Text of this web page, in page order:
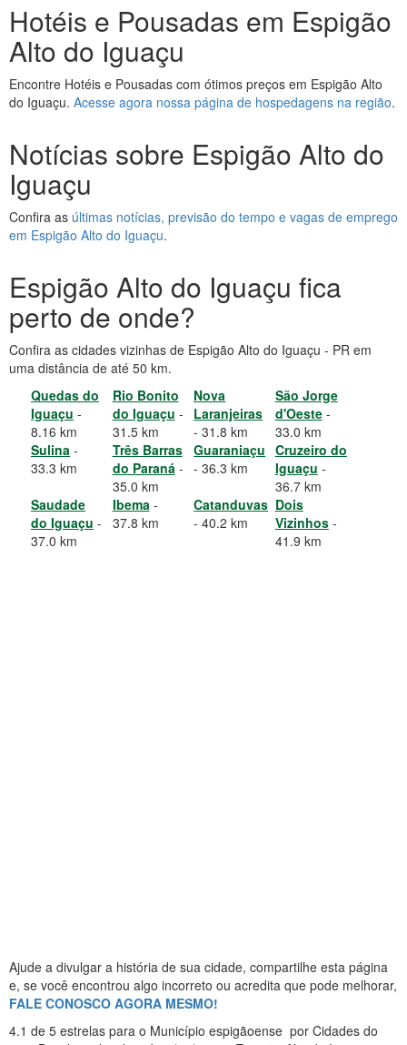
Hotéis e Pousadas em Espigão
Alto do Iguaçu
Encontre Hotéis e Pousadas com ótimos preços em Espigão Alto
do Iguaçu. Acesse agora nossa página de hospedagens na região.
Notícias sobre Espigão Alto do
Iguaçu
Confira as últimas notícias, previsão do tempo e vagas de emprego
em Espigão Alto do Iguaçu.
Espigão Alto do Iguaçu fica
perto de onde?
Confira as cidades vizinhas de Espigão Alto do Iguaçu - PR em
uma distância de até 50 km.
Quedas do
Iguaçu -
8.16 km
Rio Bonito
do Iguaçu -
31.5 km
Nova
Laranjeiras
- 31.8 km
São Jorge
d'Oeste-
33.0 km
Sulina -
33.3 km
Três Barras
do Paraná-
35.0 km
Guaraniaçu
- 36.3 km
Cruzeiro do
Iguaçu -
36.7 km
Saudade
do Iguaçu -
37.0 km
Ibema-
37.8 km
Catanduvas
- 40.2 km
Dois
Vizinhos-
41.9 km
Ajude a divulgar a história de sua cidade, compartilhe esta página
e, se você encontrou algo incorreto ou acredita que pode melhorar,
FALE CONOSCO AGORA MESMO!
4.1 de 5 estrelas para o Município espigãoense por Cidades do